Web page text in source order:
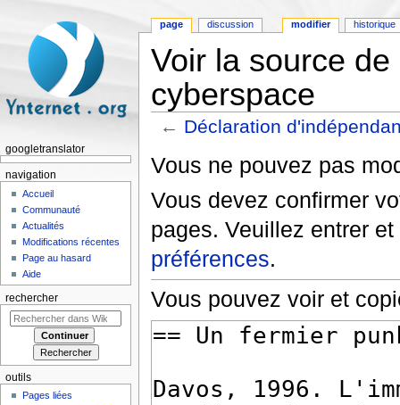
Voir la source
cyberspace
← Déclaration
Vous ne pouvez pas
Vous devez confirmer
pages. Veuillez entrer
préférences.
Vous pouvez voir et
page discussion modifier historique
googletranslator
navigation
Accueil
Communauté
Actualités
Modifications récentes
Page au hasard
Aide
rechercher
outils
Pages liées